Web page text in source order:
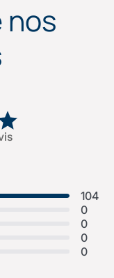
nos
104
0
0
0
0